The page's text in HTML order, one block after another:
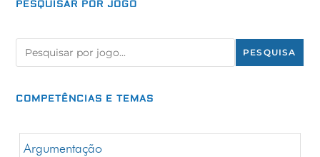
PESQUISAR POR JOGO
PESQUISA
COMPETÊNCIAS E TEMAS
Argumentação